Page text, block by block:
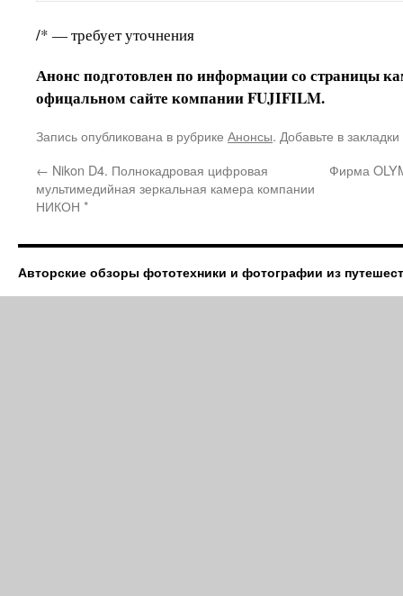
/* — требует уточнения
Анонс подготовлен по информации со страницы
офицальном сайте компании FUJIFILM.
Запись опубликована в рубрике Анонсы. Добавьте в закладки
← Nikon D4. Полнокадровая цифровая
мультимедийная зеркальная камера компании
НИКОН *
Фирма
Авторские обзоры фототехники и фотографии из